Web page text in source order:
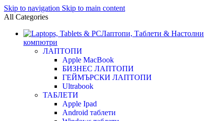
Skip to navigation Skip to main content
All Categories
Лаптопи, Таблети & Настолни
компютри
ЛАПТОПИ
Apple MacBook
БИЗНЕС ЛАПТОПИ
ГЕЙМЪРСКИ ЛАПТОПИ
Ultrabook
ТАБЛЕТИ
Apple Ipad
Android таблети